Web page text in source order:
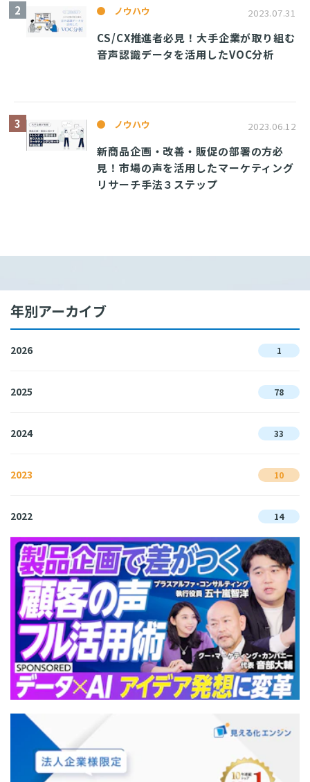
年別アーカイブ
2026 1
2025 78
2024 33
2023 10
2022 14
ノウハウ 2023.07.31
CS/CX推進者必見！大手企業が取り組む
音声認識データを活用したVOC分析
ノウハウ 2023.06.12
新商品企画・改善・販促の部署の方必
見！市場の声を活用したマーケティング
リサーチ手法３ステップ